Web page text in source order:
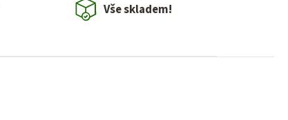
Vše skladem!